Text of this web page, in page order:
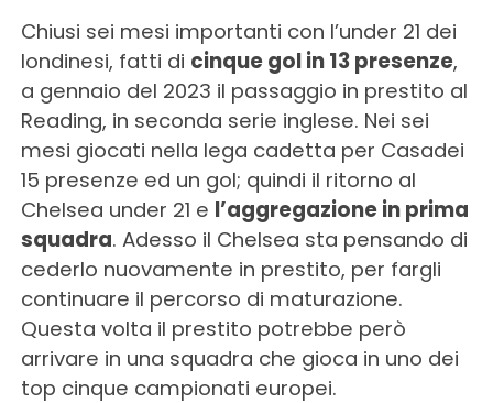
Chiusi sei mesi importanti con l’under 21 dei
londinesi, fatti di cinque gol in 13 presenze,
a gennaio del 2023 il passaggio in prestito al
Reading, in seconda serie inglese. Nei sei
mesi giocati nella lega cadetta per Casadei
15 presenze ed un gol; quindi il ritorno al
Chelsea under 21 e l’aggregazione in prima
squadra. Adesso il Chelsea sta pensando di
cederlo nuovamente in prestito, per fargli
continuare il percorso di maturazione.
Questa volta il prestito potrebbe però
arrivare in una squadra che gioca in uno dei
top cinque campionati europei.